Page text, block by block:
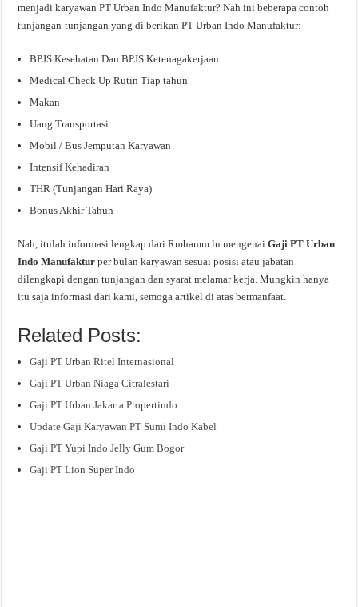
menjadi karyawan PT Urban Indo Manufaktur? Nah ini beberapa contoh
tunjangan-tunjangan yang di berikan PT Urban Indo Manufaktur:
BPJS Kesehatan Dan BPJS Ketenagakerjaan
Medical Check Up Rutin Tiap tahun
Makan
Uang Transportasi
Mobil / Bus Jemputan Karyawan
Intensif Kehadiran
THR (Tunjangan Hari Raya)
Bonus Akhir Tahun
Nah, itulah informasi lengkap dari Rmhamm.lu mengenaiGaji PT Urban
Indo Manufakturper bulan karyawan sesuai posisi atau jabatan
dilengkapi dengan tunjangan dan syarat melamar kerja. Mungkin hanya
itu saja informasi dari kami, semoga artikel di atas bermanfaat.
Related Posts:
Gaji PT Urban Ritel Internasional
Gaji PT Urban Niaga Citralestari
Gaji PT Urban Jakarta Propertindo
Update Gaji Karyawan PT Sumi Indo Kabel
Gaji PT Yupi Indo Jelly Gum Bogor
Gaji PT Lion Super Indo